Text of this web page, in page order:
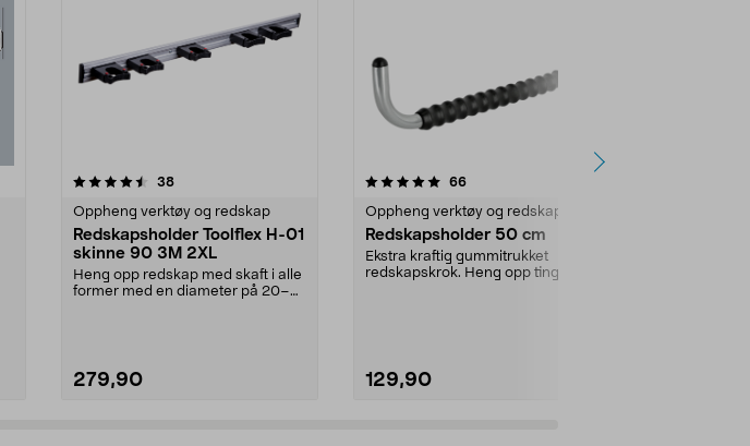
38anmeldelser
Oppheng verktøy og redskap
Redskapsholder Toolflex H-01
skinne 90 3M 2XL
Heng opp redskap med skaft i alle
former med en diameter på 20–
279,90
5.0 av 5 stjerner 66anmeldelser
Oppheng verktøy og redskap
Redskapsholder 50 cm
Ekstra kraftig gummitrukket
redskapskrok. Heng opp ting uten
129,90
4.5 av 5 stjerner